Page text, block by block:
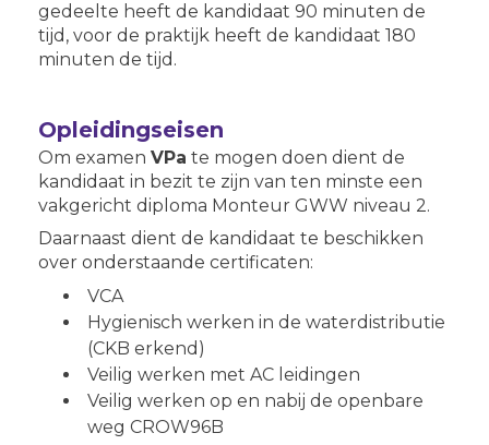
gedeelte heeft de kandidaat 90 minuten de
tijd, voor de praktijk heeft de kandidaat 180
minuten de tijd.
Opleidingseisen
Om examen VPa te mogen doen dient de
kandidaat in bezit te zijn van ten minste een
vakgericht diploma Monteur GWW niveau 2.
Daarnaast dient de kandidaat te beschikken
over onderstaande certificaten:
VCA
Hygienisch werken in de waterdistributie
(CKB erkend)
Veilig werken met AC leidingen
Veilig werken op en nabij de openbare
weg CROW96B